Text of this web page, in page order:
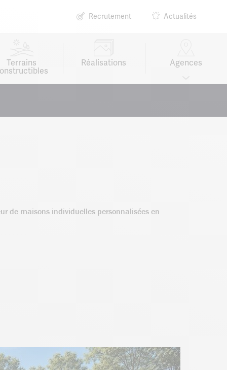
Terrains Réalisations Agences
Recrutement Actualités
de maisons individuelles personnalisées en